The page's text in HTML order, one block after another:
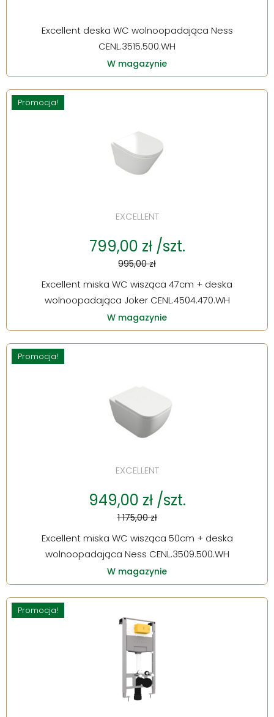
Excellent deska WC wolnoopadająca Ness
CENL.3515.500.WH
W magazynie
Promocja!
EXCELLENT
799,00 zł /szt.
995,00 zł
Excellent miska WC wisząca 47cm + deska
wolnoopadająca Joker CENL.4504.470.WH
W magazynie
Promocja!
EXCELLENT
949,00 zł /szt.
1 175,00 zł
Excellent miska WC wisząca 50cm + deska
wolnoopadająca Ness CENL.3509.500.WH
W magazynie
Promocja!